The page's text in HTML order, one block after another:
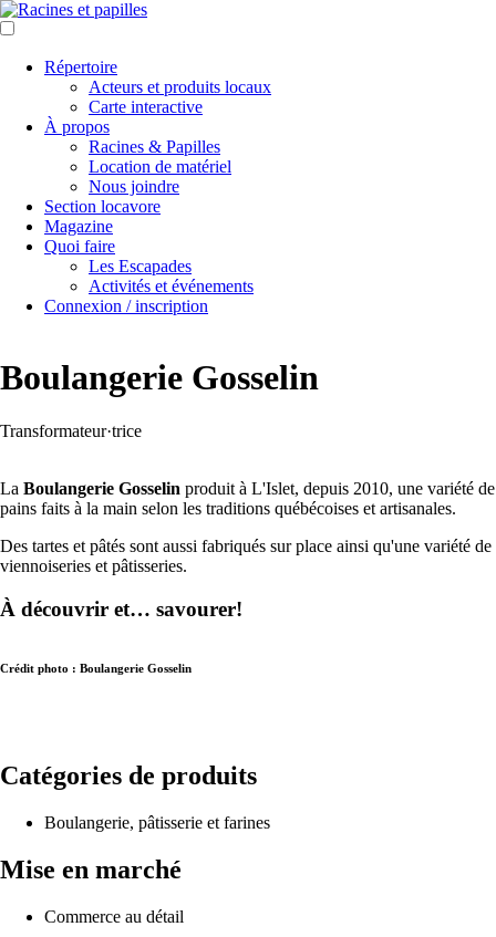
Aller
au
principalRépertoire
Acteurs et produits locaux
Carte interactive
À propos
Racines & Papilles
Location de matériel
Nous joindre
Section locavore
Magazine
Quoi faire
Les Escapades
Activités et événements
Connexion / inscription
Boulangerie Gosselin
Types
Transformateur·trice
La Boulangerie Gosselin produit à L'Islet, depuis 2010, une variété de
pains faits à la main selon les traditions québécoises et artisanales.
Des tartes et pâtés sont aussi fabriqués sur place ainsi qu'une variété de
viennoiseries et pâtisseries.
À découvrir et… savourer!
Crédit photo : Boulangerie Gosselin
Catégories de produits
Boulangerie, pâtisserie et farines
Mise en marché
Commerce au détail